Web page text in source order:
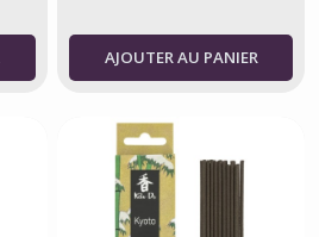
AJOUTER AU PANIER